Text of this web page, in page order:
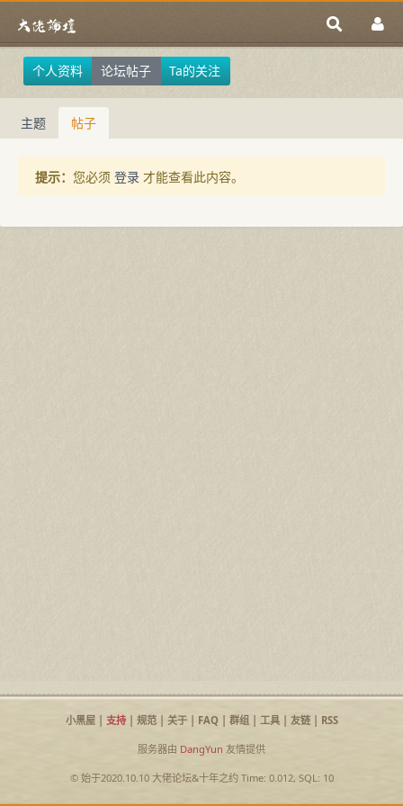
个人资料 论坛帖子 Ta的关注
主题 帖子
提示： 您必须 登录 才能查看此内容。
小黑屋| 支持| 规范| 关于| FAQ| 群组| 工具| 友链| RSS
服务器由 DangYun 友情提供
© 始于2020.10.10 大佬论坛&十年之约Time: 0.012, SQL: 10